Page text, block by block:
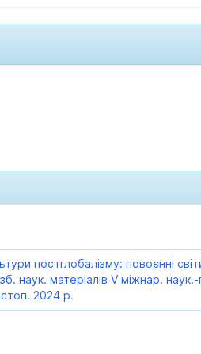
постглобалізму: повоєнні
наук. матеріалів V міжнар.
2024 р.